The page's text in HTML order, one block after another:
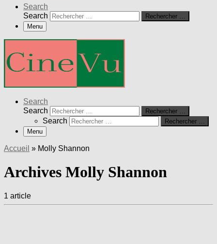
Search
Search
Rechercher …
Menu
Search
Search
Rechercher …
Search
Rechercher …
Menu
Accueil » Molly Shannon
Archives Molly Shannon
1 article